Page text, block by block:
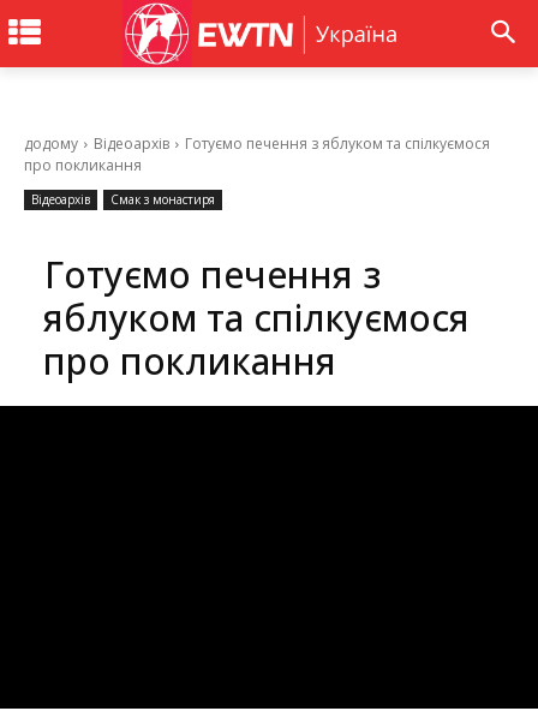
додому Відеоархів
Готуємо печення з яблуком та спілкуємося
про покликання
Відеоархів Смак з монастиря
Готуємо печення з
яблуком та спілкуємося
про покликання